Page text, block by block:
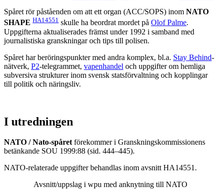
Spåret rör påståenden om att ett organ (ACC/SOPS) inom NATO
SHAPE HA14551 skulle ha beordrat mordet på Olof Palme.
Uppgifterna aktualiserades främst under 1992 i samband med
journalistiska granskningar och tips till polisen.
Spåret har beröringspunkter med andra komplex, bl.a. Stay Behind-
nätverk, P2-telegrammet, vapenhandel och uppgifter om hemliga
subversiva strukturer inom svensk statsförvaltning och kopplingar
till politik och näringsliv.
I utredningen
NATO / Nato-spåretförekommer i Granskningskommissionens
betänkande SOU 1999:88 (sid. 444–445).
NATO-relaterade uppgifter behandlas inom avsnitt HA14551.
Avsnitt/uppslag i wpu med anknytning till NATO